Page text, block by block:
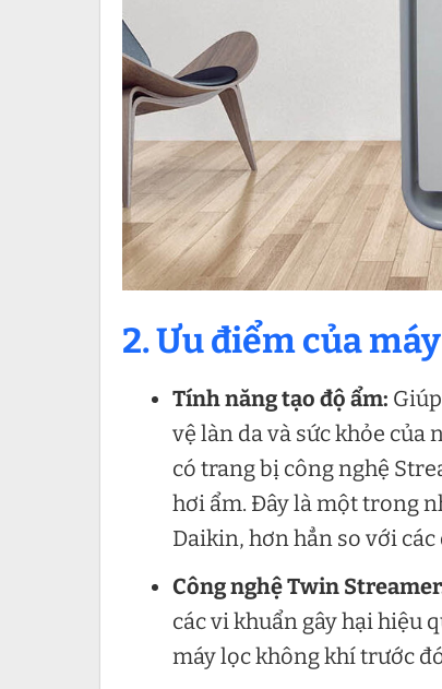
2. Ưu điểm của
Tính năng tạo độ ẩm:
vệ làn da và sức khỏe của
có trang bị công nghệ
hơi ẩm. Đây là một trong
Daikin, hơn hẳn so với
Công nghệTwin
các vi khuẩn gây hại hiệu
máy lọc không khí trước